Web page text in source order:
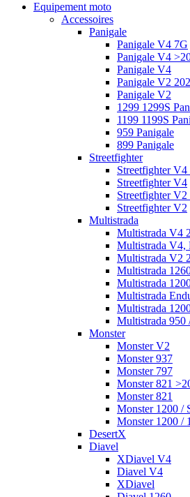
Equipement moto
Accessoires
Panigale
Panigale V4 7G
Panigale V4
Panigale V4
Panigale V2
Panigale V2
1299 1299S
1199 1199S
959 Panigale
899 Panigale
Streetfighter
Streetfighter V4
Streetfighter V4
Streetfighter V2
Streetfighter V2
Multistrada
Multistrada V4
Multistrada V4,
Multistrada V2
Multistrada
Multistrada
Multistrada
Multistrada
Multistrada 950
Monster
Monster V2
Monster 937
Monster 797
Monster 821
Monster 821
Monster 1200 /
Monster 1200 /
DesertX
Diavel
XDiavel V4
Diavel V4
XDiavel